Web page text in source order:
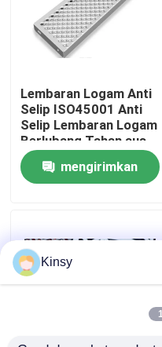
Tentang Kami
Tur Pabrik
Kontrol Kualitas
Berita
Kasus-kasus
Lembaran Logam Anti
Selip ISO45001 Anti
Selip Lembaran Logam
Berlubang Tahan aus
mengirimkan
Kinsy